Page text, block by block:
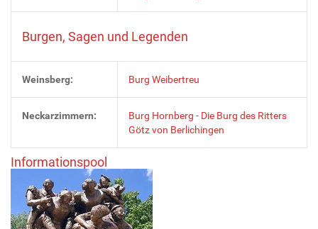
Burgen, Sagen und Legenden
Weinsberg: Burg Weibertreu
Neckarzimmern:
Burg Hornberg - Die Burg des Ritters
Götz von Berlichingen
Informationspool